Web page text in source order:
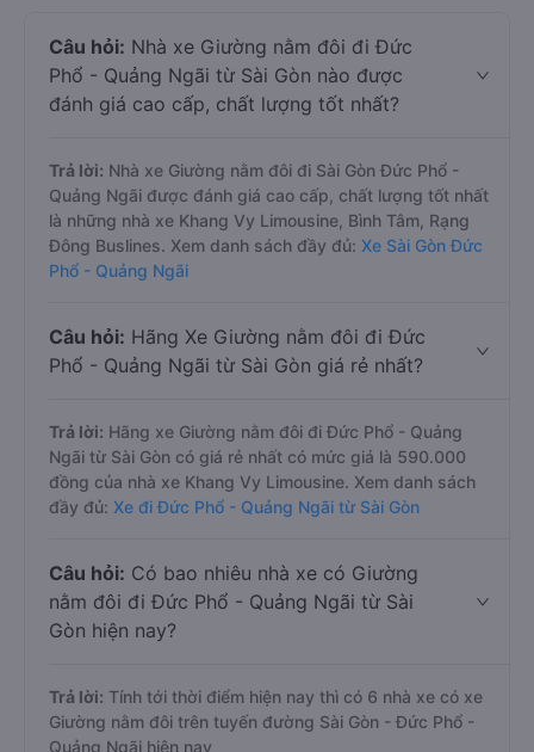
Câu hỏi: Nhà xe Giường nằm đôi đi Đức
Phổ - Quảng Ngãi từ Sài Gòn nào được
đánh giá cao cấp, chất lượng tốt nhất?
Trả lời: Nhà xe Giường nằm đôi đi Sài Gòn Đức Phổ -
Quảng Ngãi được đánh giá cao cấp, chất lượng tốt nhất
là những nhà xe Khang Vy Limousine, Bình Tâm, Rạng
Đông Buslines. Xem danh sách đầy đủ: Xe Sài Gòn Đức
Phổ - Quảng Ngãi
Câu hỏi: Hãng Xe Giường nằm đôi đi Đức
Phổ - Quảng Ngãi từ Sài Gòn giá rẻ nhất?
Trả lời: Hãng xe Giường nằm đôi đi Đức Phổ - Quảng
Ngãi từ Sài Gòn có giá rẻ nhất có mức giá là 590.000
đồng của nhà xe Khang Vy Limousine. Xem danh sách
đầy đủ: Xe đi Đức Phổ - Quảng Ngãi từ Sài Gòn
Câu hỏi: Có bao nhiêu nhà xe có Giường
nằm đôi đi Đức Phổ - Quảng Ngãi từ Sài
Gòn hiện nay?
Trả lời: Tính tới thời điểm hiện nay thì có 6 nhà xe có xe
Giường nằm đôi trên tuyến đường Sài Gòn - Đức Phổ -
Quảng Ngãi hiện nay